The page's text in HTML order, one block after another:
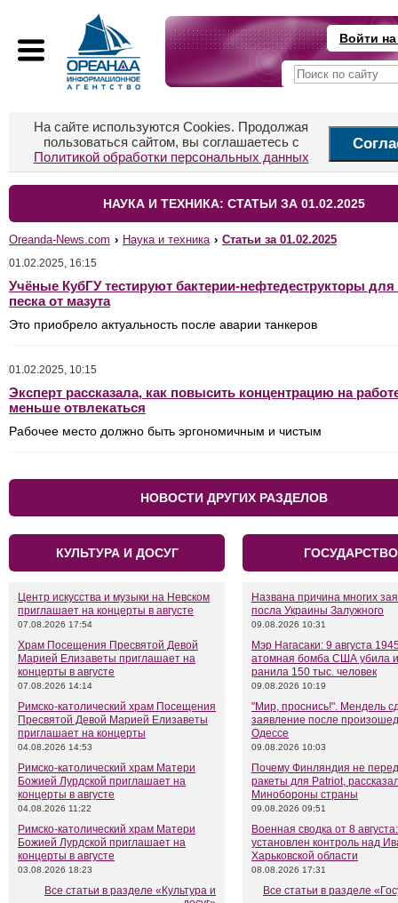
Войти
На сайте используются Cookies. Продолжая
пользоваться сайтом, вы соглашаетесь с
Политикой обработки персональных данных
НАУКА И ТЕХНИКА: СТАТЬИ ЗА 01.02.2025
Oreanda-News.com › Наука и техника › Статьи за 01.02.2025
01.02.2025, 16:15
Учёные КубГУ тестируют бактерии-нефтедеструкторы для
песка от мазута
Это приобрело актуальность после аварии танкеров
01.02.2025, 10:15
Эксперт рассказала, как повысить концентрацию на
меньше отвлекаться
Рабочее место должно быть эргономичным и чистым
НОВОСТИ ДРУГИХ РАЗДЕЛОВ
КУЛЬТУРА И ДОСУГ
Центр искусства и музыки на Невском
приглашает на концерты в августе
07.08.2026 17:54
Храм Посещения Пресвятой Девой
Марией Елизаветы приглашает на
концерты в августе
07.08.2026 14:14
Римско-католический храм Посещения
Пресвятой Девой Марией Елизаветы
приглашает на концерты
04.08.2026 14:53
Римско-католический храм Матери
Божией Лурдской приглашает на
концерты в августе
04.08.2026 11:22
Римско-католический храм Матери
Божией Лурдской приглашает на
концерты в августе
03.08.2026 18:23
Все статьи в разделе «Культура и
ГОСУДАРСТВО
Названа причина многих
посла Украины Залужного
09.08.2026 10:31
Мэр Нагасаки: 9 августа
атомная бомба США убила
ранила 150 тыс. человек
09.08.2026 10:19
"Мир, проснись!". Мендель
заявление после
Одессе
09.08.2026 10:03
Почему Финляндия не
ракеты для Patriot,
Минобороны страны
09.08.2026 09:51
Военная сводка от 8 августа:
установлен контроль над
Харьковской области
08.08.2026 17:31
Все статьи в разделе